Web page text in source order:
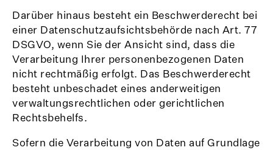
Darüber hinaus besteht ein Beschwerderecht bei
einer Datenschutzaufsichtsbehörde nach Art. 77
DSGVO, wenn Sie der Ansicht sind, dass die
Verarbeitung Ihrer personenbezogenen Daten
nicht rechtmäßig erfolgt. Das Beschwerderecht
besteht unbeschadet eines anderweitigen
verwaltungsrechtlichen oder gerichtlichen
Rechtsbehelfs.
Sofern die Verarbeitung von Daten auf Grundlage